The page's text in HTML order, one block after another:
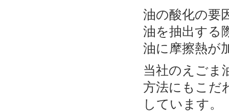
油の酸化の要
油を抽出する
油に摩擦熱が
当社のえごま
方法にもこだ
しています。